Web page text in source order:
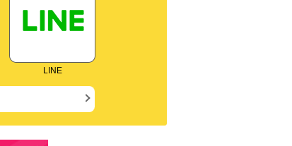
LINE